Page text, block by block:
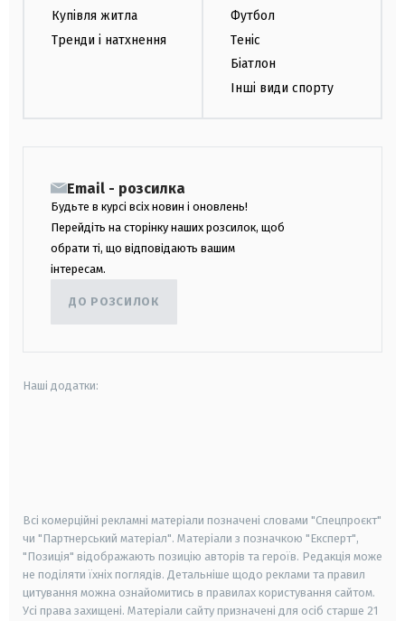
Купівля житла
Тренди і натхнення
Футбол
Теніс
Біатлон
Інші види спорту
Email - розсилка
Будьте в курсі всіх новин і оновлень!
Перейдіть на сторінку наших розсилок, щоб
обрати ті, що відповідають вашим
інтересам.
ДО РОЗСИЛОК
Наші додатки:
Всі комерційні рекламні матеріали позначені словами "Спецпроєкт"
чи "Партнерський матеріал". Матеріали з позначкою "Експерт",
"Позиція" відображають позицію авторів та героїв. Редакція може
не поділяти їхніх поглядів. Детальніше щодо реклами та правил
цитування можна ознайомитись в правилах користування сайтом.
Усі права захищені. Матеріали сайту призначені для осіб старше 21